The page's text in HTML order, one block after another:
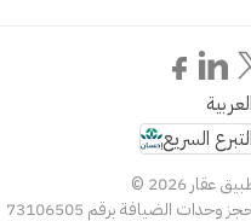
العربية
السريع
عقار 2026
الضيافة برقم 73106505